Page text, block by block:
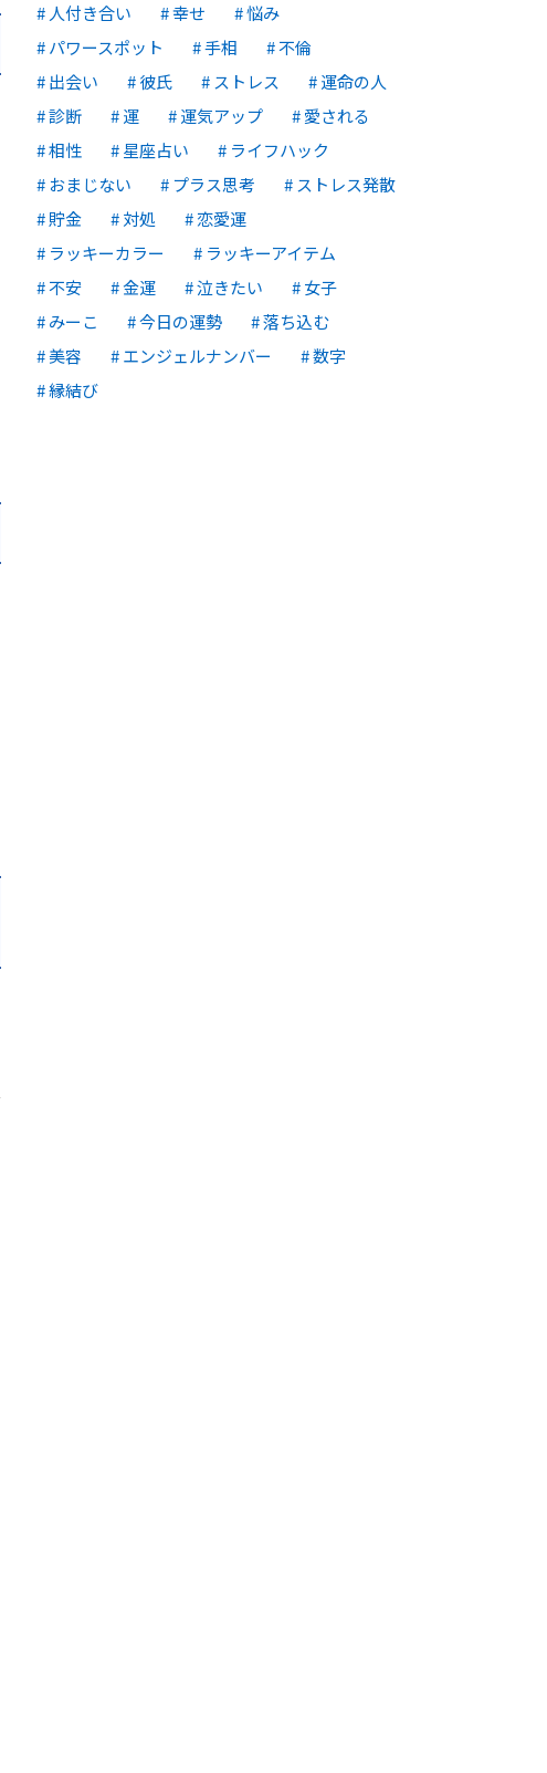
人付き合い
幸せ
悩み
パワースポット
手相
不倫
出会い
彼氏 ストレス
運命の人
診断
運 運気アップ
愛される
相性
星座占い
ライフハック
おまじない
プラス思考
ストレス発散
貯金
対処
恋愛運
ラッキーカラー
ラッキーアイテム
不安
金運 泣きたい
女子
みーこ
今日の運勢
落ち込む
美容
エンジェルナンバー
数字
縁結び